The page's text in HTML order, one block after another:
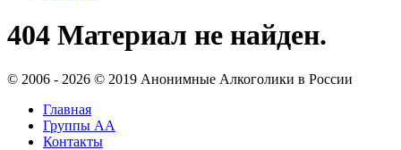
404 Материал не найден.
© 2006 - 2026 © 2019 Анонимные Алкоголики в России
Главная
Группы АА
Контакты